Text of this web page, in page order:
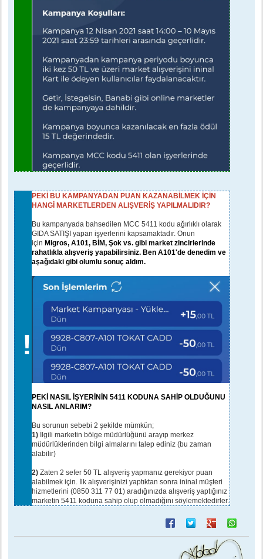
!
PEKİ BU KAMPANYADAN PUAN KAZANABİLMEK İÇİN
HANGİ MARKETLERDEN ALIŞVERİŞ YAPILMALIDIR?
Bu kampanyada bahsedilen MCC 5411 kodu ağırlıklı olarak
GIDA SATIŞI yapan işyerlerini kapsamaktadır. Onun
için Migros, A101, BİM, Şok vs. gibi market zincirlerinde
rahatlıkla alışveriş yapabilirsiniz. Ben A101'de denedim ve
aşağıdaki gibi olumlu sonuç aldım.
PEKİ NASIL İŞYERİNİN 5411 KODUNA SAHİP OLDUĞUNU
NASIL ANLARIM?
Bu sorunun sebebi 2 şekilde mümkün;
1) İlgili marketin bölge müdürlüğünü arayıp merkez
müdürlüklerinden bilgi almalarını talep ediniz (bu zaman
alabilir)
2) Zaten 2 sefer 50 TL alışveriş yapmanız gerekiyor puan
alabilmek için. İlk alışverişinizi yaptıktan sonra ininal müşteri
hizmetlerini (0850 311 77 01) aradığınızda alışveriş yaptığınız
marketin 5411 koduna sahip olup olmadığını söylemektedirler.